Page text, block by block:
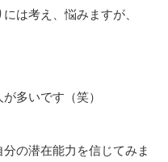
は考え、悩みますが、
多いです（笑）
の潜在能力を信じてみま